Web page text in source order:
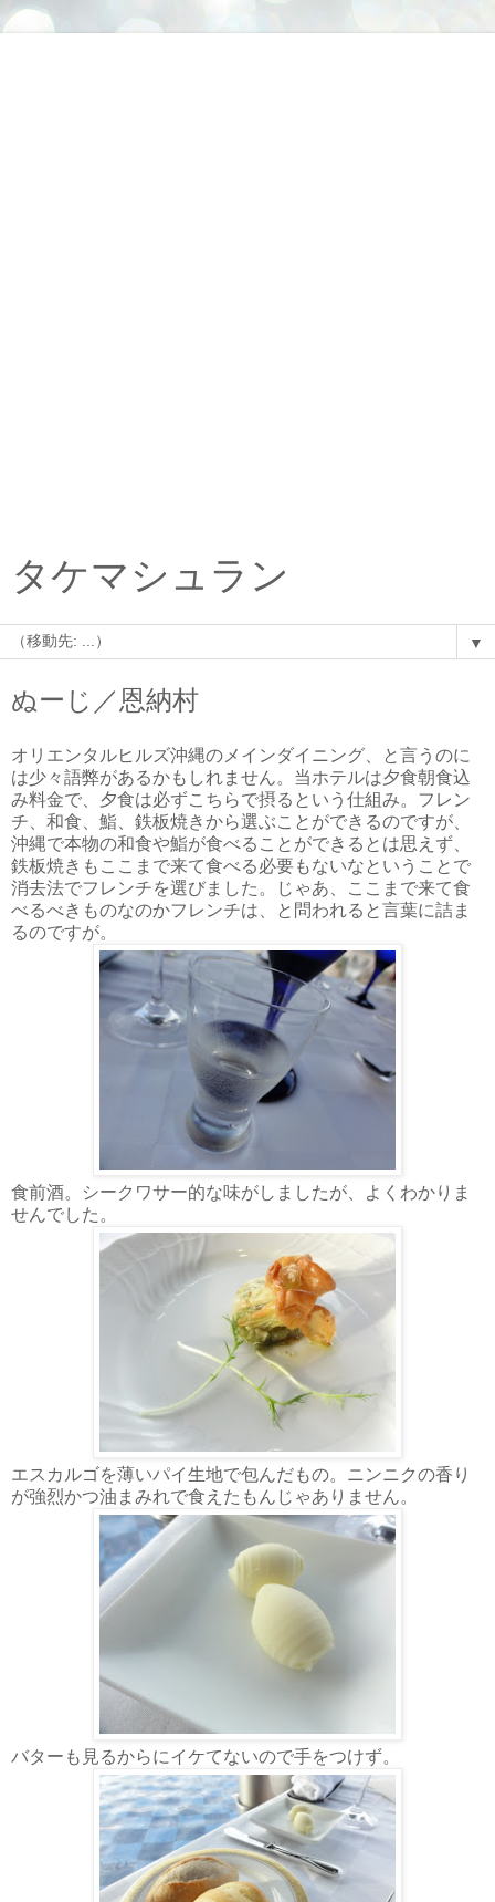
タケマシュラン
▼
ぬーじ／恩納村
オリエンタルヒルズ沖縄のメインダイニング、と言うのに
は少々語弊があるかもしれません。当ホテルは夕食朝食込
み料金で、夕食は必ずこちらで摂るという仕組み。フレン
チ、和食、鮨、鉄板焼きから選ぶことができるのですが、
沖縄で本物の和食や鮨が食べることができるとは思えず、
鉄板焼きもここまで来て食べる必要もないなということで
消去法でフレンチを選びました。じゃあ、ここまで来て食
べるべきものなのかフレンチは、と問われると言葉に詰ま
るのですが。
食前酒。シークワサー的な味がしましたが、よくわかりま
せんでした。
エスカルゴを薄いパイ生地で包んだもの。ニンニクの香り
が強烈かつ油まみれで食えたもんじゃありません。
バターも見るからにイケてないので手をつけず。